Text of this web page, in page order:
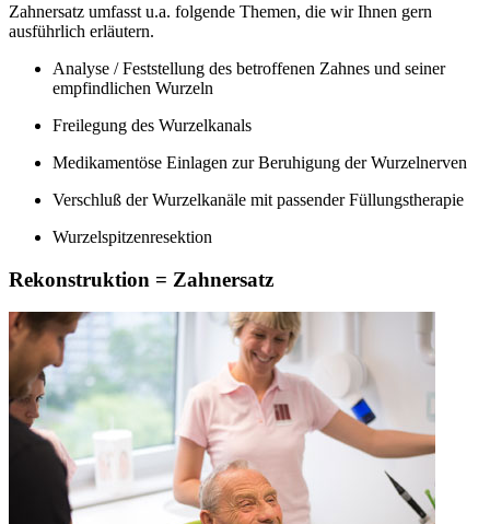
Zahnersatz umfasst u.a. folgende Themen, die wir Ihnen gern
ausführlich erläutern.
Analyse / Feststellung des betroffenen Zahnes und seiner
empfindlichen Wurzeln
Freilegung des Wurzelkanals
Medikamentöse Einlagen zur Beruhigung der Wurzelnerven
Verschluß der Wurzelkanäle mit passender Füllungstherapie
Wurzelspitzenresektion
Rekonstruktion = Zahnersatz